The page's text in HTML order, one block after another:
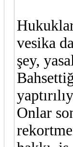
vesika
şey,
Onlar